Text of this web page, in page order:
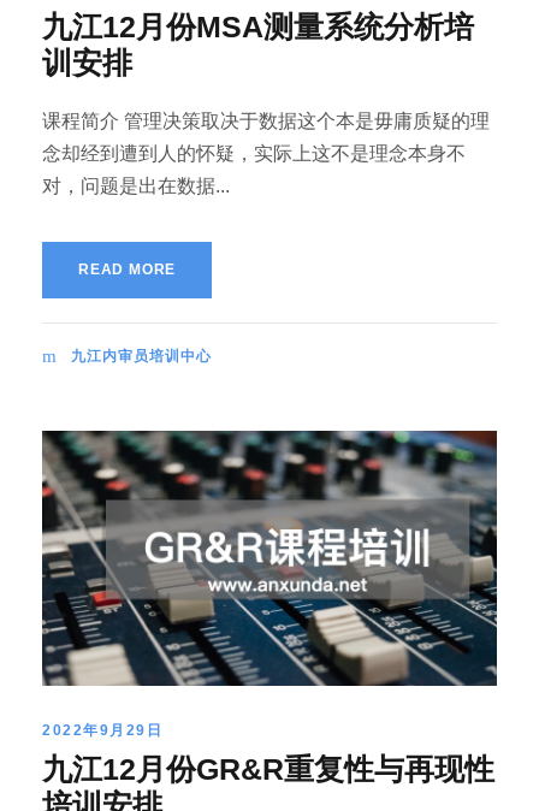
九江12月份MSA测量系统分析培
训安排
课程简介 管理决策取决于数据这个本是毋庸质疑的理
念却经到遭到人的怀疑，实际上这不是理念本身不
对，问题是出在数据...
READ MORE
九江内审员培训中心
2022年9月29日
九江12月份GR&R重复性与再现性